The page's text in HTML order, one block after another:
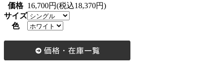
価格 16,700円(税込18,370円)
サイズ
色